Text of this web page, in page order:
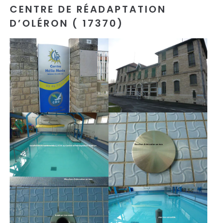
CENTRE DE RÉADAPTATION
D’OLÉRON ( 17370)